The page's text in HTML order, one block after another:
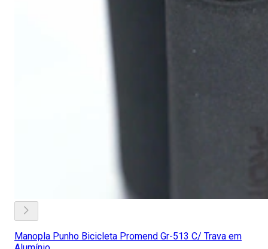
Manopla Punho Bicicleta Promend Gr-513 C/ Trava em